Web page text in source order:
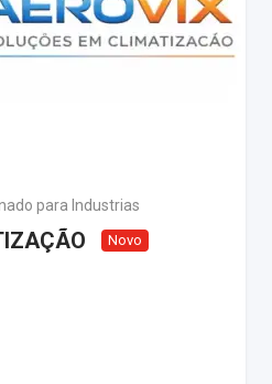
para Industrias
Novo